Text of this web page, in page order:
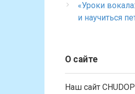
«Уроки
и научиться
О сайте
Наш сайт